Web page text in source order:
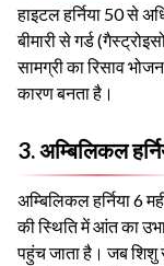
हाइटल हर्निया 50 से
बीमारी से गर्ड
सामग्री का रिसाव
कारण बनता है।
3. अम्बिलिकल
अम्बिलिकल हर्निया 6
की स्थिति में आंत का
पहुंच जाता है। जब शिशु